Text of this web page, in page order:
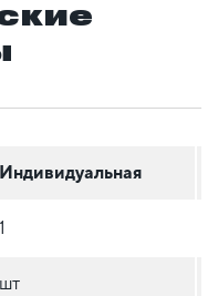
Индивидуальная
1
шт